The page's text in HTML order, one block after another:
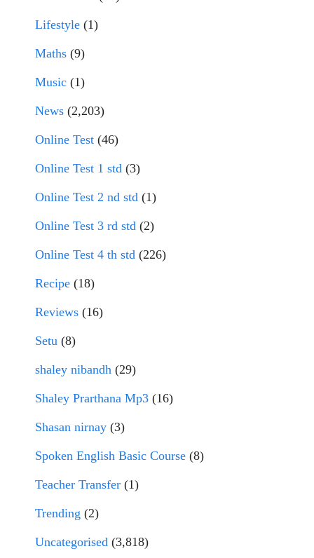
Lifestyle (1)
Maths (9)
Music (1)
News (2,203)
Online Test (46)
Online Test 1 std (3)
Online Test 2 nd std (1)
Online Test 3 rd std (2)
Online Test 4 th std (226)
Recipe (18)
Reviews (16)
Setu (8)
shaley nibandh (29)
Shaley Prarthana Mp3 (16)
Shasan nirnay (3)
Spoken English Basic Course (8)
Teacher Transfer (1)
Trending (2)
Uncategorised (3,818)